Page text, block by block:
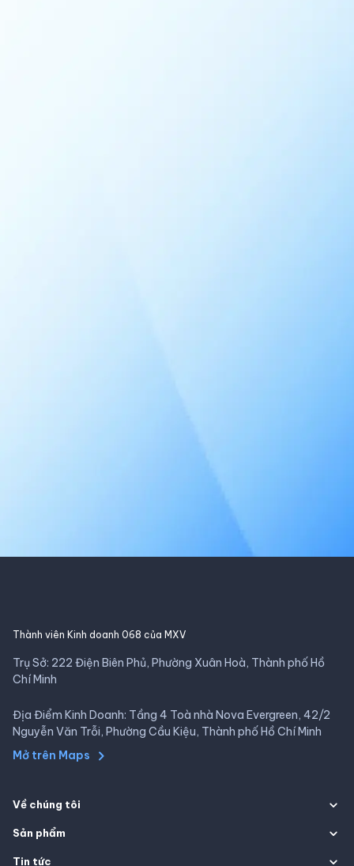
Thành viên Kinh doanh 068 của MXV
Trụ Sở: 222 Điện Biên Phủ, Phường Xuân Hoà, Thành phố Hồ
Chí Minh
Địa Điểm Kinh Doanh: Tầng 4 Toà nhà Nova Evergreen, 42/2
Nguyễn Văn Trỗi, Phường Cầu Kiệu, Thành phố Hồ Chí Minh
Mở trên Maps
Về chúng tôi
Sản phẩm
Tin tức